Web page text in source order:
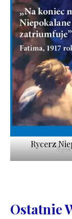
Rycerz
Ostatnie